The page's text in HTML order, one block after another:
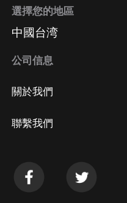
選擇您的地區
中國台湾
公司信息
關於我們
聯繫我們